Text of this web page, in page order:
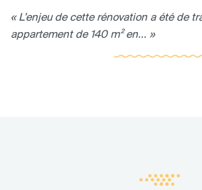
« L’enjeu de cette rénovation a été de
appartement de 140 m² en... »